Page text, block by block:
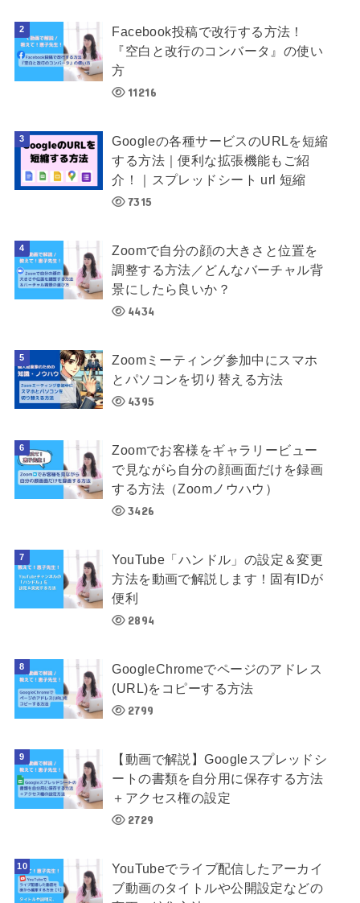
Facebook投稿で改行する方法！
『空白と改行のコンバータ』の使い
方
11216
Googleの各種サービスのURLを短縮
する方法｜便利な拡張機能もご紹
介！｜スプレッドシート url 短縮
7315
Zoomで自分の顔の大きさと位置を
調整する方法／どんなバーチャル背
景にしたら良いか？
4434
Zoomミーティング参加中にスマホ
とパソコンを切り替える方法
4395
Zoomでお客様をギャラリービュー
で見ながら自分の顔画面だけを録画
する方法（Zoomノウハウ）
3426
YouTube「ハンドル」の設定＆変更
方法を動画で解説します！固有IDが
便利
2894
GoogleChromeでページのアドレス
(URL)をコピーする方法
2799
【動画で解説】Googleスプレッドシ
ートの書類を自分用に保存する方法
＋アクセス権の設定
2729
YouTubeでライブ配信したアーカイ
ブ動画のタイトルや公開設定などの